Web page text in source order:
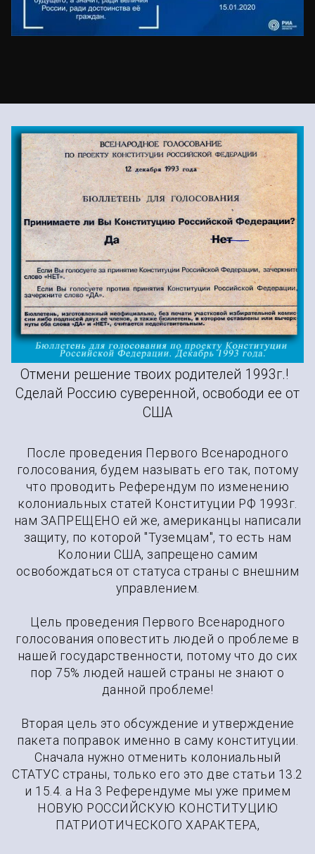
Второе Всенародное
голосование по поправкам в
Конституцию РФ 1993г.
02
Отмени свое решение 1993г.!
Отмени решение твоих родителей 1993г.!
Сделай Россию суверенной, освободи ее от
США
После проведения Первого Всенародного
голосования, будем называть его так, потому
что проводить Референдум по изменению
колониальных статей Конституции РФ 1993г.
нам ЗАПРЕЩЕНО ей же, американцы написали
защиту, по которой "Туземцам", то есть нам
Колонии США, запрещено самим
освобождаться от статуса страны с внешним
управлением.
Цель проведения Первого Всенародного
голосования оповестить людей о проблеме в
нашей государственности, потому что до сих
пор 75% людей нашей страны не знают о
данной проблеме!
Вторая цель это обсуждение и утверждение
пакета поправок именно в саму конституции.
Сначала нужно отменить колониальный
СТАТУС страны, только его это две статьи 13.2
и 15.4. а На 3 Референдуме мы уже примем
НОВУЮ РОССИЙСКУЮ КОНСТИТУЦИЮ
ПАТРИОТИЧЕСКОГО ХАРАКТЕРА,